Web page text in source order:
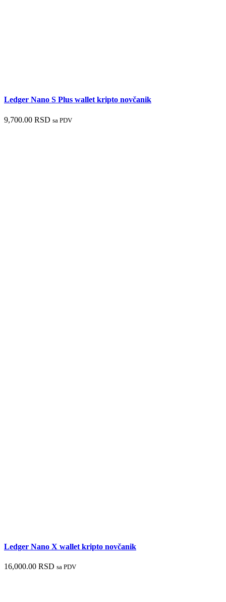
Ledger Nano S Plus wallet kripto novčanik
9,700.00 RSD sa PDV
Ledger Nano X wallet kripto novčanik
16,000.00 RSD sa PDV